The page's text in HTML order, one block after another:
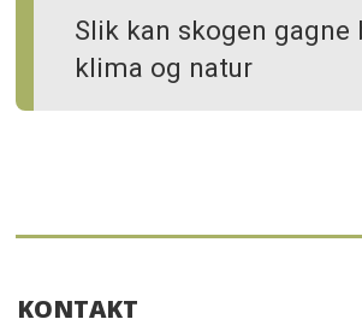
Slik kan skogen gagne
klima og natur
KONTAKT